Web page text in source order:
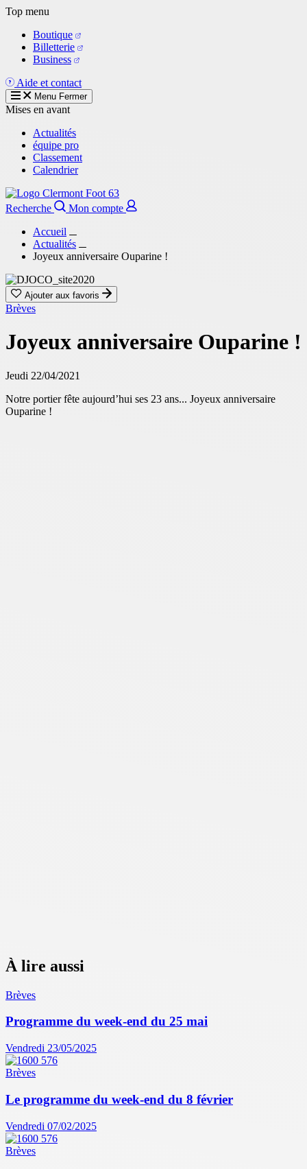
Aller
contenu
principal
Top menu
Boutique
Billetterie
Business
Aide et contact
Menu Fermer
Mises en avant
Actualités
équipe pro
Classement
Calendrier
Recherche
Mon compte
Accueil
Actualités
Joyeux anniversaire Ouparine !
Ajouter aux favoris
Brèves
Joyeux anniversaire Ouparine !
Jeudi 22/04/2021
Notre portier fête aujourd’hui ses 23 ans... Joyeux anniversaire
Ouparine !
À lire aussi
Brèves
Programme du week-end du 25 mai
Vendredi 23/05/2025
Brèves
Le programme du week-end du 8 février
Vendredi 07/02/2025
Brèves